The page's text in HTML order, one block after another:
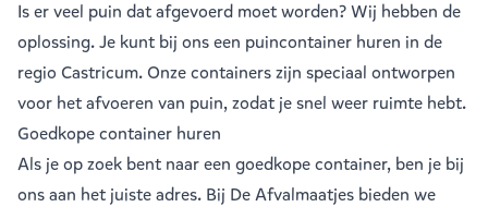
Is er veel puin dat afgevoerd moet worden? Wij hebben de
oplossing. Je kunt bij ons een puincontainer huren in de
regio Castricum. Onze containers zijn speciaal ontworpen
voor het afvoeren van puin, zodat je snel weer ruimte hebt.
Goedkope container huren
Als je op zoek bent naar een goedkope container, ben je bij
ons aan het juiste adres. Bij De Afvalmaatjes bieden we